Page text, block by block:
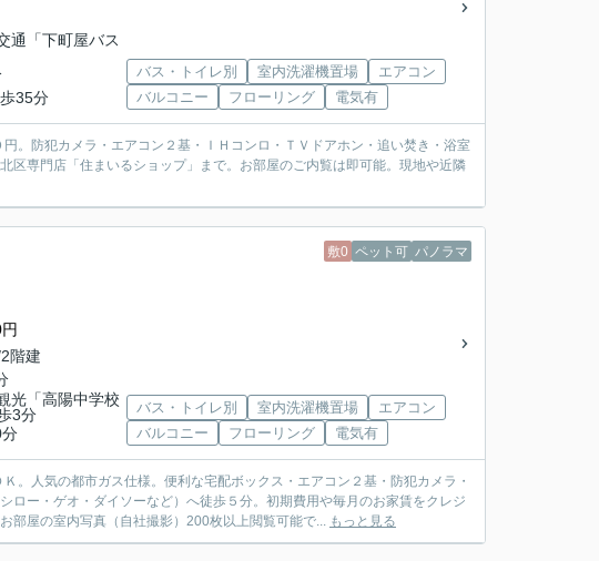
通「下町屋バス
35分
バス・トイレ別 室内洗濯機置場
エアコン
バルコニー
フローリング 電気有
。防犯カメラ・エアコン２基・ＩＨコンロ・ＴＶドアホン・追い焚き・浴室
区専門店「住まいるショップ」まで。お部屋のご内覧は即可能。現地や近隣
敷0 ペット可 パノラマ
階建
光「高陽中学校
3分
分
バス・トイレ別 室内洗濯機置場
エアコン
バルコニー
フローリング 電気有
。人気の都市ガス仕様。便利な宅配ボックス・エアコン２基・防犯カメラ・
ー・ゲオ・ダイソーなど）へ徒歩５分。初期費用や毎月のお家賃をクレジ
部屋の室内写真（自社撮影）200枚以上閲覧可能で... もっと見る